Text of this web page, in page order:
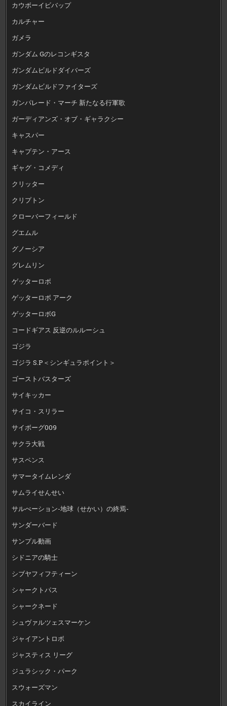
カウボーイビバップ
カルチャー
ガメラ
ガンダム Gのレコンギスタ
ガンダムビルドダイバーズ
ガンダムビルドファイターズ
ガンパレード・マーチ 新たなる行軍歌
ガーディアンズ・オブ・ギャラクシー
キャスパー
キャプテン・アース
ギャグ・コメディ
クリッター
クリプトン
クローバーフィールド
グエムル
グノーシア
グレムリン
ゲッターロボ
ゲッターロボ アーク
ゲッターロボG
コードギアス 反逆のルルーシュ
ゴジラ
ゴジラ S.P＜シンギュラポイント＞
ゴーストバスターズ
サイキッカー
サイコ・スリラー
サイボーグ009
サクラ大戦
サスペンス
サマータイムレンダ
サムライせんせい
サルべーション-地球（せかい）の終焉-
サンダーバード
サンプル動画
シドニアの騎士
シブヤフィフティーン
シャークトパス
シャークネード
シュヴァルツェスマーケン
ジャイアントロボ
ジャスティス リーグ
ジュラシック・パーク
スウォーズマン
スカイライン